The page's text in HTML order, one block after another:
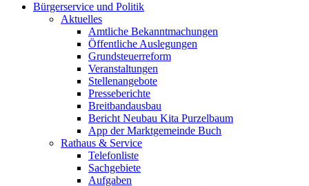
Bürgerservice und Politik
Aktuelles
Amtliche Bekanntmachungen
Öffentliche Auslegungen
Grundsteuerreform
Veranstaltungen
Stellenangebote
Presseberichte
Breitbandausbau
Bericht Neubau Kita Purzelbaum
App der Marktgemeinde Buch
Rathaus & Service
Telefonliste
Sachgebiete
Aufgaben